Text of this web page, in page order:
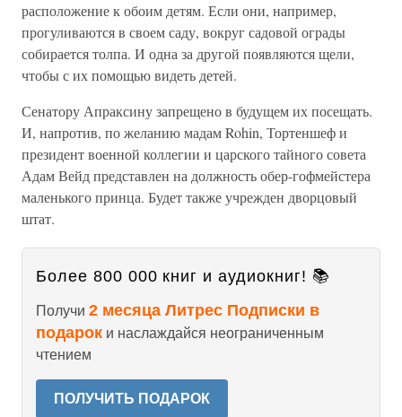
расположение к обоим детям. Если они, например,
прогуливаются в своем саду, вокруг садовой ограды
собирается толпа. И одна за другой появляются щели,
чтобы с их помощью видеть детей.
Сенатору Апраксину запрещено в будущем их посещать.
И, напротив, по желанию мадам Rohin, Тортеншеф и
президент военной коллегии и царского тайного совета
Адам Вейд представлен на должность обер-гофмейстера
маленького принца. Будет также учрежден дворцовый
штат.
Более 800 000 книг и аудиокниг! 📚
Получи 2 месяца Литрес Подписки в
подарок и наслаждайся неограниченным
чтением
ПОЛУЧИТЬ ПОДАРОК